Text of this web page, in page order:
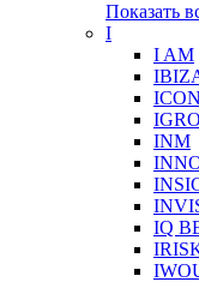
Показать
I
I AM
INM
IQ